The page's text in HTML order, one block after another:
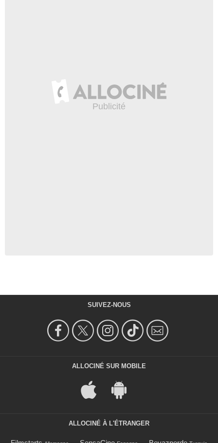
SUIVEZ-NOUS
ALLOCINÉ SUR MOBILE
ALLOCINÉ À L'ÉTRANGER